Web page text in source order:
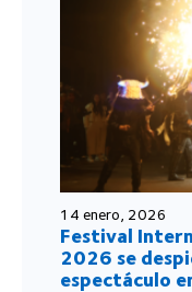
14 enero, 2026
Festival
2026 se
espectáculo